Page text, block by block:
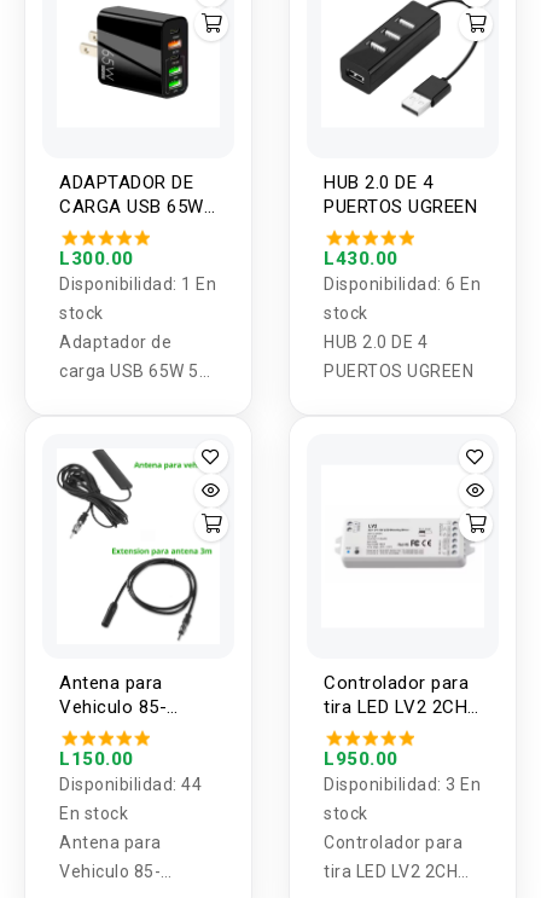
ADAPTADOR DE
CARGA USB 65W
5 PUERTOS
L300.00
Disponibilidad: 1 En
stock
Adaptador de
carga USB 65W 5
HUB 2.0 DE 4
PUERTOS UGREEN
L430.00
Disponibilidad: 6 En
stock
HUB 2.0 DE 4
PUERTOS UGREEN
Antena para
Vehiculo 85-
112Mhz Conector
Banana ANT-309/
extension 3m
L150.00
Disponibilidad: 44
En stock
Antena para
Vehiculo 85-
Controlador para
tira LED LV2 2CH
0/1-10V
L950.00
Disponibilidad: 3 En
stock
Controlador para
tira LED LV2 2CH